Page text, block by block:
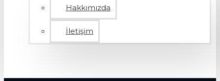
Hakkımızda
İletişim